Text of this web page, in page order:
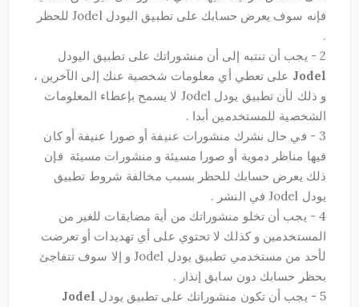
فإنه سوف يعرض حسابك على تطبيق اليودل Jodel للحظر
.
2 - يجب أن تنتبه إلى أن منشوراتك على تطبيق اليودل
Jodel على تعطي أي معلومات شخصية عنك إلى الآخرين ،
و ذلك لأن تطبيق يودل Jodel لا يسمح بإعطاء المعلومات
الشخصية للمستخدمين أبدا .
3 - في حال نشرك منشورات عنيفة أو صورا عنيفة أو كان
فيها مناظر دموية أو صورا مسيئة و منشورات مسيئة فإن
ذلك يعرض حسابك للحظر بسبب مخالفة شروط تطبيق
يودل Jodel في النشر .
4 - يجب أن تخلو منشوراتك من أية مضايقات للغير من
المستخدمين و كذلك لا تحتوي على أي تهديدات أو تعرضت
لأحد من مستخدمي تطبيق يودل Jodel و إلا سوف تتفاجئ
بحظر حسابك دون سابق إنذار .
5 - يجب أن تكون منشوراتك على تطبيق يودل
Jodel